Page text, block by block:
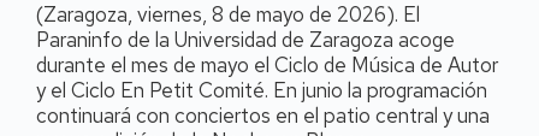
(Zaragoza, viernes, 8 de mayo de 2026). El
Paraninfo de la Universidad de Zaragoza acoge
durante el mes de mayo el Ciclo de Música de Autor
y el Ciclo En Petit Comité. En junio la programación
continuará con conciertos en el patio central y una